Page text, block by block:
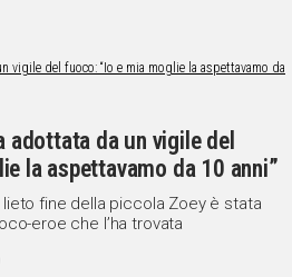
adottata da un vigile del
la aspettavamo da 10 anni”
fine della piccola Zoey è stata
eroe che l’ha trovata